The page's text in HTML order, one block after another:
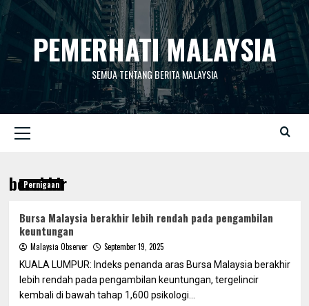
Skip
contentPEMERHATI MALAYSIA
SEMUA TENTANG BERITA MALAYSIA
Menu
berakhir
Pernigaan
Bursa Malaysia berakhir lebih rendah pada pengambilan
keuntungan
Malaysia Observer
September 19, 2025
KUALA LUMPUR: Indeks penanda aras Bursa Malaysia berakhir
lebih rendah pada pengambilan keuntungan, tergelincir
kembali di bawah tahap 1,600 psikologi...